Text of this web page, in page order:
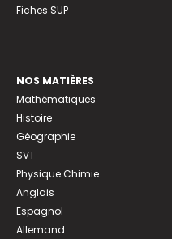
Fiches SUP
NOS MATIÈRES
Mathématiques
Histoire
Géographie
SVT
Physique Chimie
Anglais
Espagnol
Allemand